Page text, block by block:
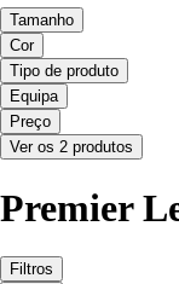
Tamanho
Cor
Tipo de produto
Equipa
Preço
Ver os 2 produtos
Premier
Filtros